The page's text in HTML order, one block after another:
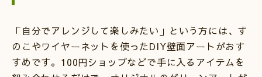
「自分でアレンジして楽しみたい」という方には、す
のこやワイヤーネットを使ったDIY壁面アートがおす
すめです。100円ショップなどで手に入るアイテムを